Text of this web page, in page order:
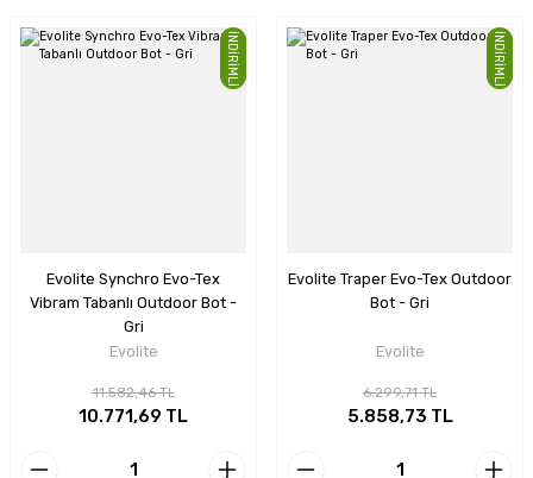
İNDİRİMLİ
Evolite Synchro Evo-Tex
Vibram Tabanlı Outdoor Bot -
Gri
Evolite
11.582,46 TL
10.771,69 TL
İNDİRİMLİ
Evolite Traper Evo-Tex Outdoor
Bot - Gri
Evolite
6.299,71 TL
5.858,73 TL